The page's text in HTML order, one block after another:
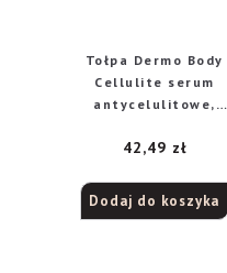
Tołpa Dermo Body
Cellulite serum
antycelulitowe,
42,49 zł
Dodaj do koszyka